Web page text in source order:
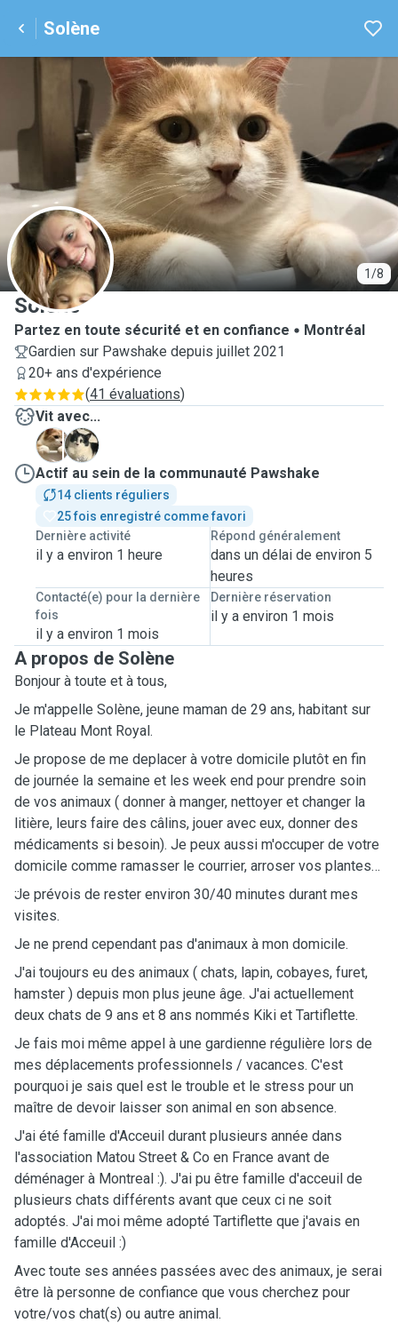
Solène
1/8
S
Solène
Partez en toute sécurité et en confiance
Montréal
Gardien sur Pawshake depuis juillet 2021
20+ ans d'expérience
(41 évaluations)
Vit avec...
K
T
Actif au sein de la communauté Pawshake
14 clients réguliers
25 fois enregistré comme favori
Dernière activité
il y a environ 1 heure
Répond généralement
dans un délai de environ 5
heures
Contacté(e) pour la dernière
fois
il y a environ 1 mois
Dernière réservation
il y a environ 1 mois
A propos de Solène
Bonjour à toute et à tous,
Je m'appelle Solène, jeune maman de 29 ans, habitant sur
le Plateau Mont Royal.
Je propose de me deplacer à votre domicile plutôt en fin
de journée la semaine et les week end pour prendre soin
de vos animaux ( donner à manger, nettoyer et changer la
litière, leurs faire des câlins, jouer avec eux, donner des
médicaments si besoin). Je peux aussi m'occuper de votre
domicile comme ramasser le courrier, arroser vos plantes
...
Je prévois de rester environ 30/40 minutes durant mes
visites.
Je ne prend cependant pas d'animaux à mon domicile.
J'ai toujours eu des animaux ( chats, lapin, cobayes, furet,
hamster ) depuis mon plus jeune âge. J'ai actuellement
deux chats de 9 ans et 8 ans nommés Kiki et Tartiflette.
Je fais moi même appel à une gardienne régulière lors de
mes déplacements professionnels / vacances. C'est
pourquoi je sais quel est le trouble et le stress pour un
maître de devoir laisser son animal en son absence.
J'ai été famille d'Acceuil durant plusieurs année dans
l'association Matou Street & Co en France avant de
déménager à Montreal :). J'ai pu être famille d'acceuil de
plusieurs chats différents avant que ceux ci ne soit
adoptés. J'ai moi même adopté Tartiflette que j'avais en
famille d'Acceuil :)
Avec toute ses années passées avec des animaux, je serai
être là personne de confiance que vous cherchez pour
votre/vos chat(s) ou autre animal.